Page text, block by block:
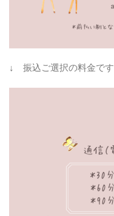
↓ 振込ご選択の料金です